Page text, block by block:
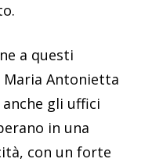
a questi
Antonietta
gli uffici
in una
con un forte